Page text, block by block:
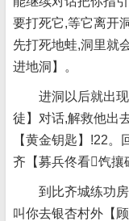
要打死它,等它离开
先打死地蛙,洞里就
进地洞】。
进洞以后就出
徒】对话,解救他出
【黄金钥匙】!22
齐【募兵佟看饩攘
到比齐城练功
叫你去银杏村外【